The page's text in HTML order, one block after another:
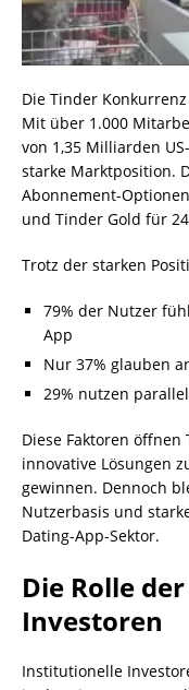
Die Tinder
Mit über 1.000
von 1,35 Milliarden
starke Marktposition.
Abonnement-
und Tinder Gold für
Trotz der starken
79% der Nutzer
App
Nur 37% glauben
29% nutzen
Diese Faktoren
innovative Lösungen
gewinnen. Dennoch
Nutzerbasis und
Dating-App-Sektor.
Die Rolle
Investoren
Institutionelle